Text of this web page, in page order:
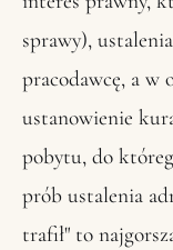
sprawy),
pracodawcę, a w
ustanowienie
pobytu, do
prób ustalenia
trafił" to